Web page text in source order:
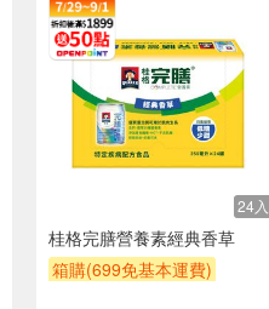
24入
桂格完膳營養素經典香草
箱購(699免基本運費)